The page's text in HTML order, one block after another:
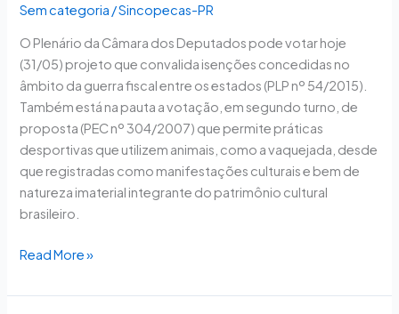
Sem categoria /Sincopecas-PR
O Plenário da Câmara dos Deputados pode votar hoje
(31/05) projeto que convalida isenções concedidas no
âmbito da guerra fiscal entre os estados (PLP nº 54/2015).
Também está na pauta a votação, em segundo turno, de
proposta (PEC nº 304/2007) que permite práticas
desportivas que utilizem animais, como a vaquejada, desde
que registradas como manifestações culturais e bem de
natureza imaterial integrante do patrimônio cultural
brasileiro.
hoje
fiscal
a
estados
Read More »